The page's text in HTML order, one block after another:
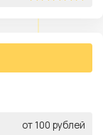
от 100 рублей